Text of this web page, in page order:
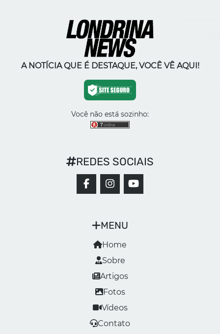
A NOTÍCIA QUE É DESTAQUE, VOCÊ VÊ AQUI!
Você não está sozinho:
MENU
Home
Sobre
Artigos
Fotos
Vídeos
Contato
REDES SOCIAIS